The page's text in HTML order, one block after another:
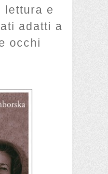
lettura e
adatti a
occhi